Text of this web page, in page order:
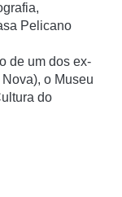
Pelicano
de um dos ex-
o Museu
do